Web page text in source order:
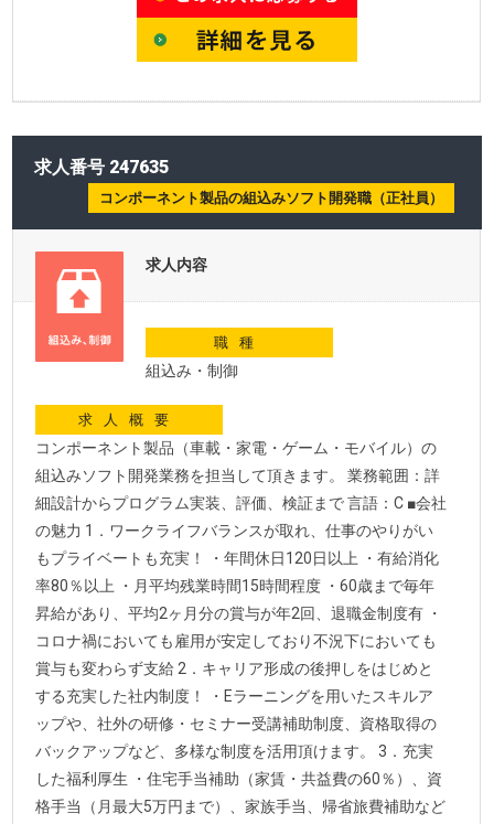
求人番号 247635
コンポーネント製品の組込みソフト開発職（正社員）
求人内容
職種
組込み・制御
求人概要
コンポーネント製品（車載・家電・ゲーム・モバイル）の
組込みソフト開発業務を担当して頂きます。 業務範囲：詳
細設計からプログラム実装、評価、検証まで 言語：C ■会社
の魅力 1．ワークライフバランスが取れ、仕事のやりがい
もプライベートも充実！ ・年間休日120日以上 ・有給消化
率80％以上 ・月平均残業時間15時間程度 ・60歳まで毎年
昇給があり、平均2ヶ月分の賞与が年2回、退職金制度有 ・
コロナ禍においても雇用が安定しており不況下においても
賞与も変わらず支給 2．キャリア形成の後押しをはじめと
する充実した社内制度！ ・Eラーニングを用いたスキルア
ップや、社外の研修・セミナー受講補助制度、資格取得の
バックアップなど、多様な制度を活用頂けます。 3．充実
した福利厚生 ・住宅手当補助（家賃・共益費の60％）、資
格手当（月最大5万円まで）、家族手当、帰省旅費補助など